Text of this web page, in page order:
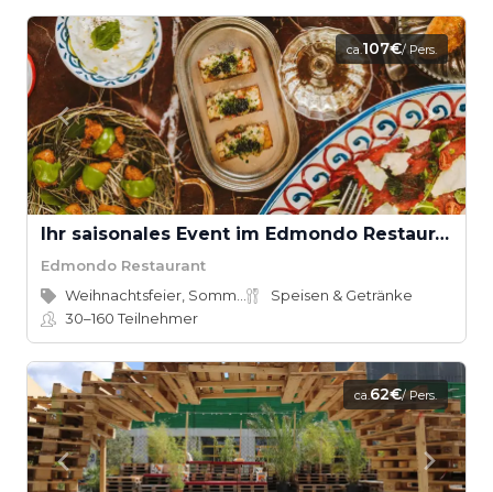
ca.107€/ Pers.
Ihr saisonales Event im Edmondo Restaurant
Edmondo Restaurant
Speisen & Getränke
30–160Teilnehmer
ca.62€/ Pers.